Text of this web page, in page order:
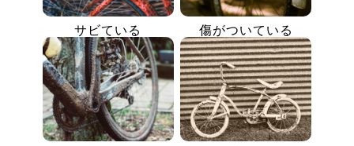
サビている 傷がついている